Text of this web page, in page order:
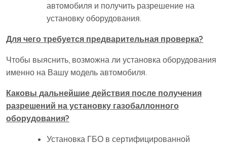
автомобиля и получить разрешение на
установку оборудования.
Для чего требуется предварительная проверка?
Чтобы выяснить, возможна ли установка оборудования
именно на Вашу модель автомобиля.
Каковы дальнейшие действия после получения
разрешений на установку газобаллонного
оборудования?
Установка ГБО в сертифицированной